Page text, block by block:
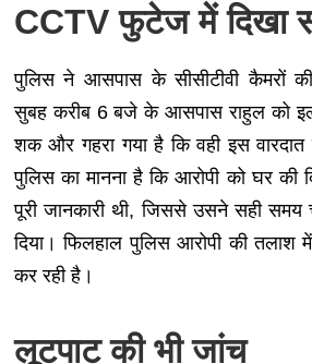
CCTV फुटेज में दिखा
पुलिस ने आसपास के सीसीटीवी कैमरों
सुबह करीब 6 बजे के आसपास राहुल को
शक और गहरा गया है कि वही इस
पुलिस का मानना है कि आरोपी को घर की
पूरी जानकारी थी, जिससे उसने सही
दिया। फिलहाल पुलिस आरोपी की तलाश
कर रही है।
लूटपाट की भी जांच